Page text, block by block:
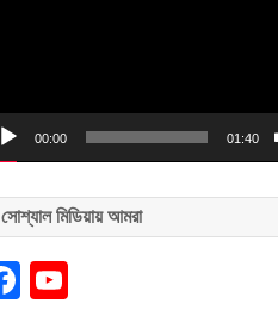
00:00 01:40
সোশ্যাল মিডিয়ায় আমরা
Facebook